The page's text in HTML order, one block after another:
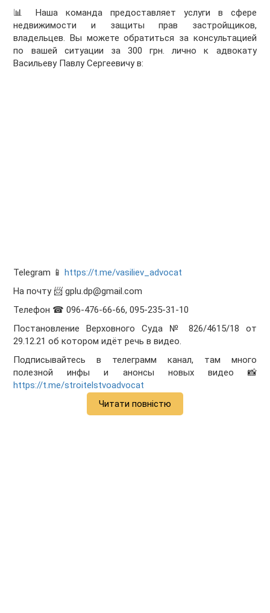
📊 Наша команда предоставляет услуги в сфере
недвижимости и защиты прав застройщиков,
владельцев. Вы можете обратиться за консультацией
по вашей ситуации за 300 грн. лично к адвокату
Васильеву Павлу Сергеевичу в:
Telegram 📱https://t.me/vasiliev_advocat
На почту 📨 gplu.dp@gmail.com
Телефон ☎ 096-476-66-66, 095-235-31-10
Постановление Верховного Суда № 826/4615/18 от
29.12.21 об котором идёт речь в видео.
Подписывайтесь в телеграмм канал, там много
полезной инфы и анонсы новых видео 📸
https://t.me/stroitelstvoadvocat
Читати повністю